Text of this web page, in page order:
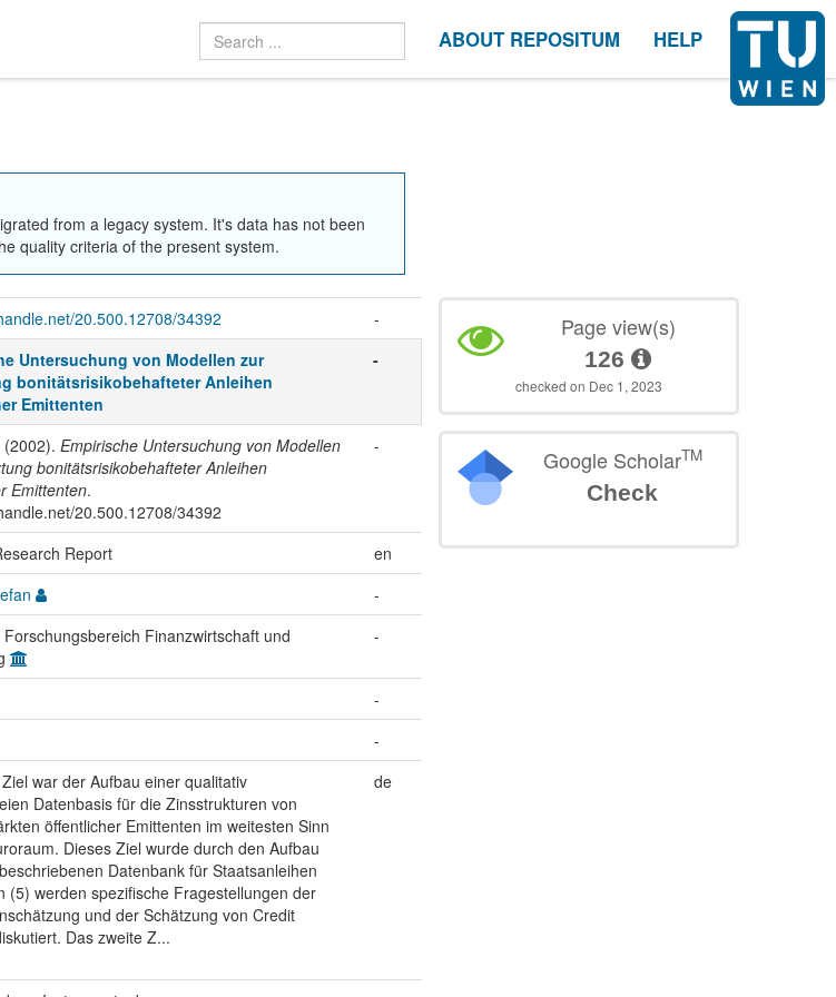
ABOUT REPOSITUM HELP
from a legacy system. It's data has not been
quality criteria of the present system.
20.500.12708/34392
-
Untersuchung von Modellen zur
bonitätsrisikobehafteter Anleihen
Emittenten
-
(2002). Empirische Untersuchung von Modellen
bonitätsrisikobehafteter Anleihen
Emittenten.
20.500.12708/34392
-
Report
en
-
Finanzwirtschaft und
-
-
-
war der Aufbau einer qualitativ
Datenbasis für die Zinsstrukturen von
öffentlicher Emittenten im weitesten Sinn
Dieses Ziel wurde durch den Aufbau
Datenbank für Staatsanleihen
(5) werden spezifische Fragestellungen der
und der Schätzung von Credit
Das zweite Z...
de
Page view(s)
126
checked on Dec 1, 2023
Google ScholarTM
Check